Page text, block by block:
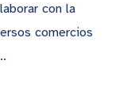
con la
comercios